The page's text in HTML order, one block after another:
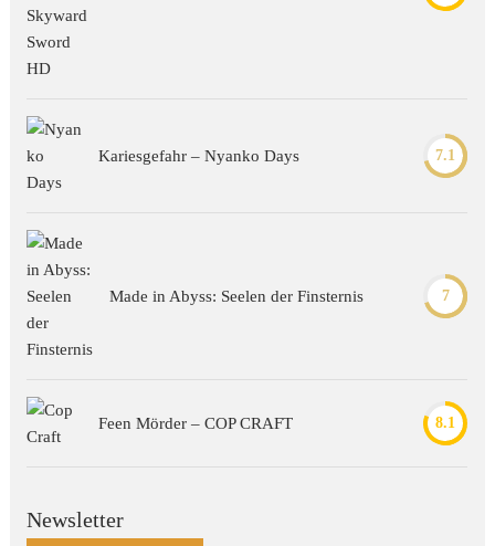
Kariesgefahr – Nyanko Days 7.1
Made in Abyss: Seelen der Finsternis 7
Feen Mörder – COP CRAFT 8.1
Newsletter